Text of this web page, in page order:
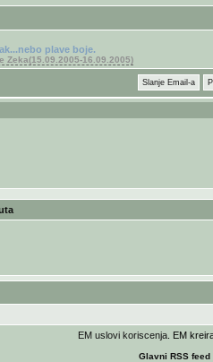
plave boje.
Zeka(15.09.2005-16.09.2005)
Slanje Email-a
EM uslovi koriscenja . EM
Glavni RSS feed